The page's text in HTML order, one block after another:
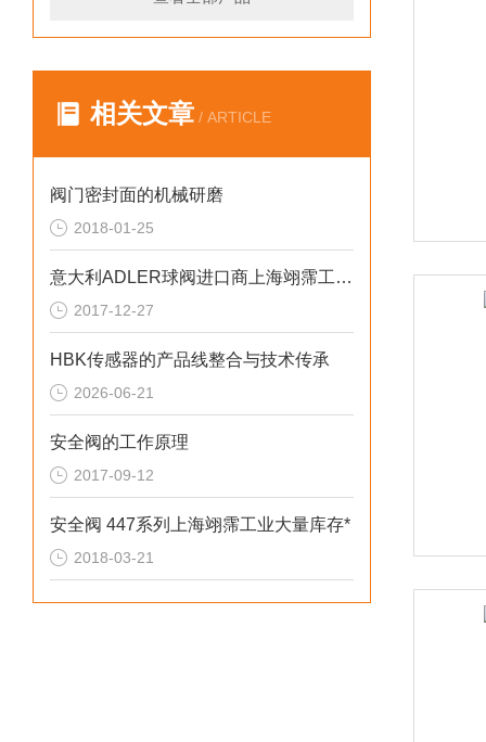
相关文章 / ARTICLE
阀门密封面的机械研磨
2018-01-25
意大利ADLER球阀进口商上海翊霈工业控制设备有限公司
2017-12-27
HBK传感器的产品线整合与技术传承
2026-06-21
安全阀的工作原理
2017-09-12
安全阀 447系列上海翊霈工业大量库存*
2018-03-21